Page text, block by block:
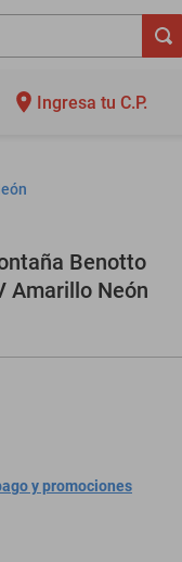
Ingresa tu C.P.
Benotto
Amarillo Neón
y promociones